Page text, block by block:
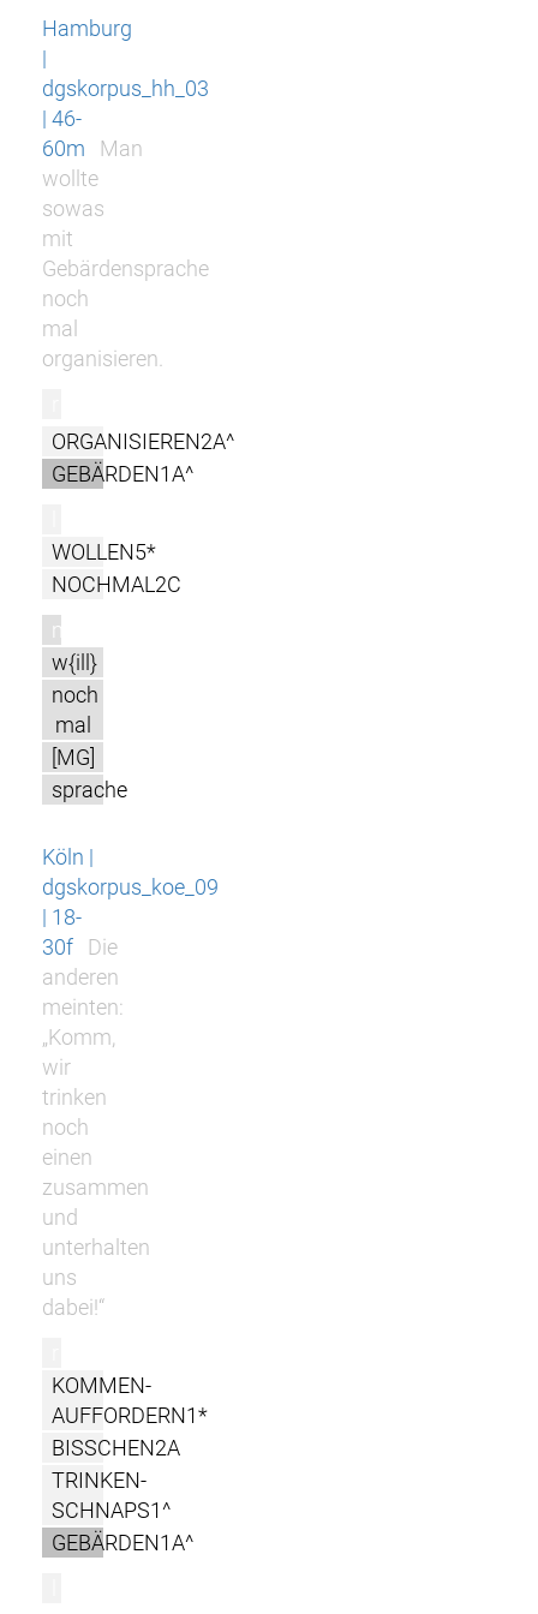
Hamburg
|
dgskorpus_hh_03
| 46-
60m
Man
wollte
sowas
mit
Gebärdensprache
noch
mal
organisieren.
ORGANISIEREN2A^
GEBÄRDEN1A^
WOLLEN5*
NOCHMAL2C
m
w{ill}
noch
mal
[MG]
sprache
Köln |
dgskorpus_koe_09
| 18-
30f
Die
anderen
meinten:
„Komm,
wir
trinken
noch
einen
zusammen
und
unterhalten
uns
dabei!“
KOMMEN-
AUFFORDERN1*
BISSCHEN2A
TRINKEN-
SCHNAPS1^
GEBÄRDEN1A^